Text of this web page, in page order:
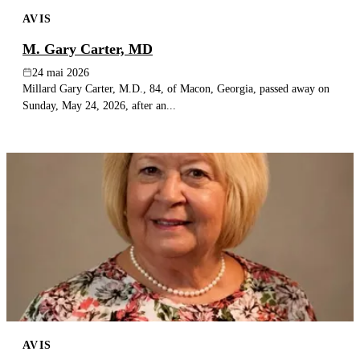
AVIS
M. Gary Carter, MD
24 mai 2026
Millard Gary Carter, M.D., 84, of Macon, Georgia, passed away on
Sunday, May 24, 2026, after an...
AVIS